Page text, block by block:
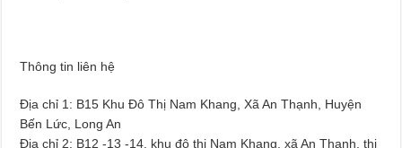
Thông tin liên hệ
Địa chỉ 1: B15 Khu Đô Thị Nam Khang, Xã An Thạnh, Huyện
Bến Lức, Long An
Địa chỉ 2: B12 -13 -14, khu đô thị Nam Khang, xã An Thạnh, thị